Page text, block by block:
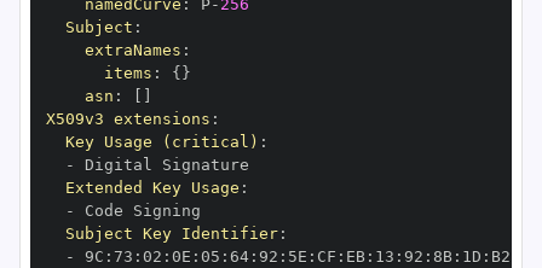
namedCurve : P- 256
Subject :
extraNames :
items : { }
asn :
X509v3 extensions :
Key Usage (critical) :
-
Extended Key Usage :
-
Subject Key Identifier:
-
9C : 73 : 02 : 0E : 05 : 64: 92 : 5E : CF : EB: 13 : 92 : 8B: 1D : B2